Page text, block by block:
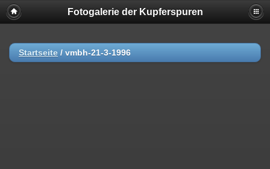
Fotogalerie der Kupferspuren
Startseite / vmbh-21-3-1996